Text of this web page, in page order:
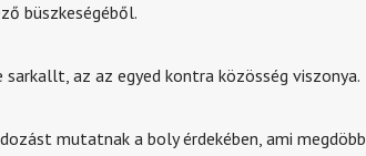
büszkeségéből.
az az egyed kontra közösség viszonya.
mutatnak a boly érdekében, ami